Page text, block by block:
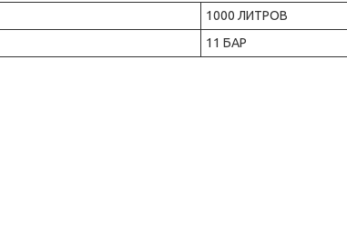
1000 ЛИТРОВ
11 БАР